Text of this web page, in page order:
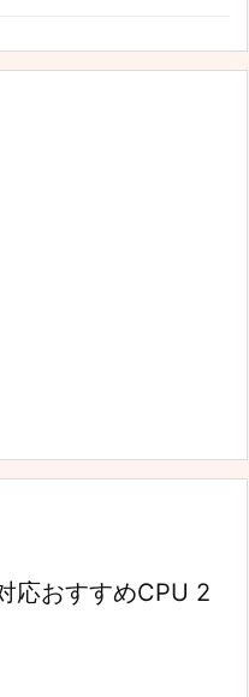
応おすすめCPU 2